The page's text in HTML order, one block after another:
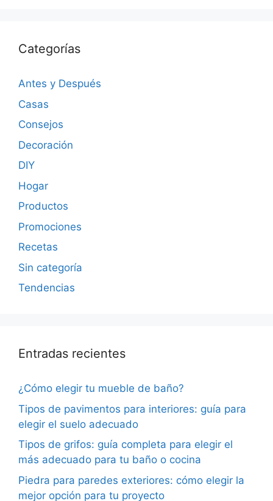
Categorías
Antes y Después
Casas
Consejos
Decoración
DIY
Hogar
Productos
Promociones
Recetas
Sin categoría
Tendencias
Entradas recientes
¿Cómo elegir tu mueble de baño?
Tipos de pavimentos para interiores: guía para
elegir el suelo adecuado
Tipos de grifos: guía completa para elegir el
más adecuado para tu baño o cocina
Piedra para paredes exteriores: cómo elegir la
mejor opción para tu proyecto